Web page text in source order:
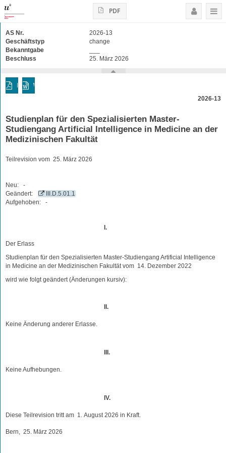
PDF
AS Nr.
2026-13
Geschäftstyp
change
Bekanntgabe
Beschluss
25. März 2026
PDF Word
2026-13
Studienplan für den Spezialisierten Master-
Studiengang Artificial Intelligence in Medicine an der
Medizinischen Fakultät
Teilrevision vom 25. März 2026
Neu: -
Geändert:
III.D.5.01.1
Aufgehoben: -
I.
Der Erlass
Studienplan für den Spezialisierten Master-Studiengang Artificial Intelligence
in Medicine an der Medizinischen Fakultät vom 14. Dezember 2022
wird wie folgt geändert (Änderungen kursiv):
II.
Keine Änderung anderer Erlasse.
III.
Keine Aufhebungen.
IV.
Diese Teilrevision tritt am 1. August 2026 in Kraft.
Bern, 25. März 2026